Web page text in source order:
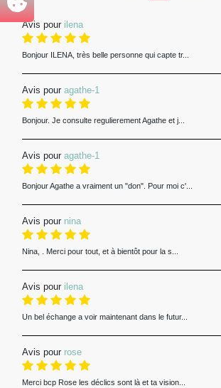
Avis pour ilena
Bonjour ILENA, très belle personne qui capte tr...
Avis pour agathe-1
Bonjour. Je consulte regulierement Agathe et j...
Avis pour agathe-1
Bonjour Agathe a vraiment un "don". Pour moi c'...
Avis pour nina
Nina, . Merci pour tout, et à bientôt pour la s...
Avis pour ilena
Un bel échange a voir maintenant dans le futur...
Avis pour rose
Merci bcp Rose les déclics sont là et ta vision...